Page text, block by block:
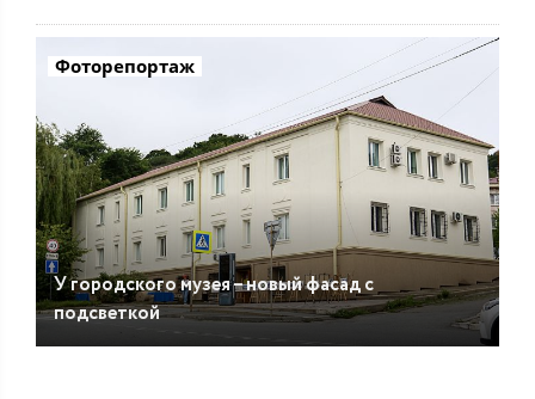
Фоторепортаж
У городского музея – новый фасад с
подсветкой